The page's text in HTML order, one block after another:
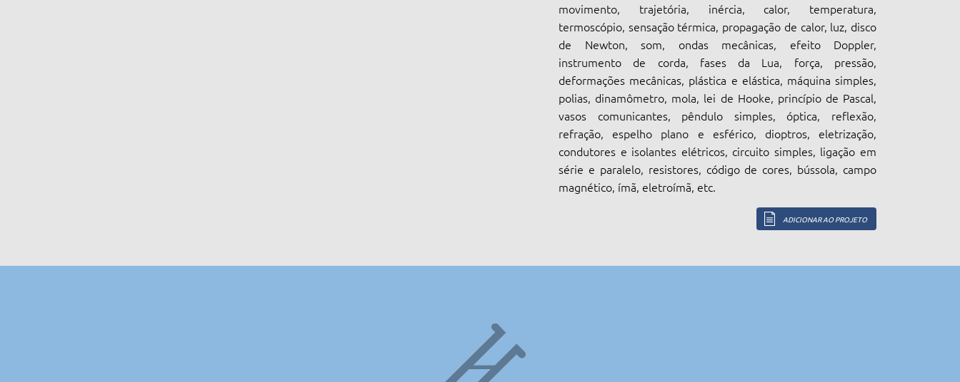
movimento, trajetória, inércia, calor, temperatura,
termoscópio, sensação térmica, propagação de calor, luz, disco
de Newton, som, ondas mecânicas, efeito Doppler,
instrumento de corda, fases da Lua, força, pressão,
deformações mecânicas, plástica e elástica, máquina simples,
polias, dinamômetro, mola, lei de Hooke, princípio de Pascal,
vasos comunicantes, pêndulo simples, óptica, reflexão,
refração, espelho plano e esférico, dioptros, eletrização,
condutores e isolantes elétricos, circuito simples, ligação em
série e paralelo, resistores, código de cores, bússola, campo
magnético, ímã, eletroímã, etc.
ADICIONAR AO PROJETO